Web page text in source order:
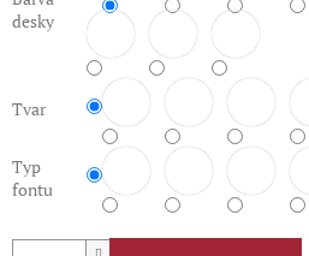
desky
Tvar
Typ
fontu